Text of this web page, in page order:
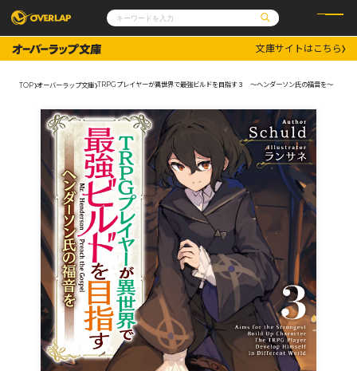
コミックガルド
コミッククリエ
文庫
ノベルス
その他
コミックエッセイ
ポケットモンスター
アニメ
ゲーム
通販・NEWS
OVERLAP STORE
オーバーラップ広報室
企業
会社概要
採用情報
アクセス
オーバーラップホールディングス
お問い合わせはこちら
オーバーラップ文庫
オーバーラップノベルス
オーバーラップノベルスf
文庫サイトはこちら
TOP オーバーラップ文庫 TRPGプレイヤーが異世界で最強ビルドを目指す３ ～ヘンダーソン氏の福音を～